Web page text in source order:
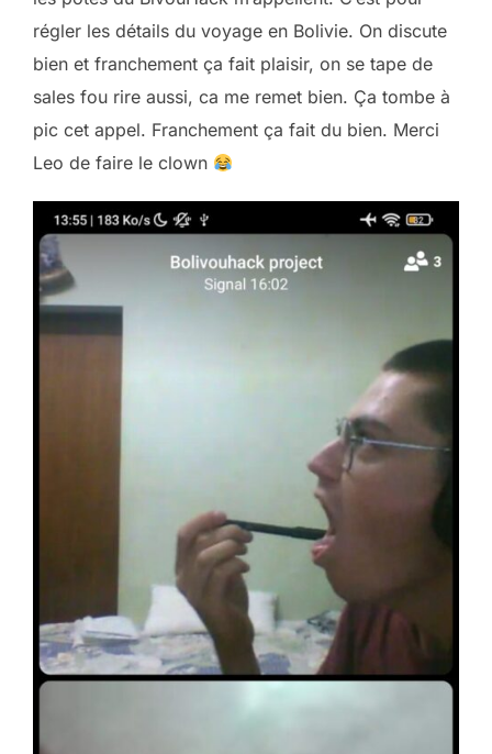
régler les détails du voyage en Bolivie. On discute
bien et franchement ça fait plaisir, on se tape de
sales fou rire aussi, ca me remet bien. Ça tombe à
pic cet appel. Franchement ça fait du bien. Merci
Leo de faire le clown